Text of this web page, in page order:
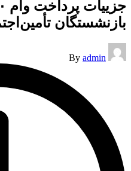
بازنشستگان
Posted
by
By admin